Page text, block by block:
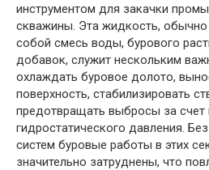
инструментом для закачки
скважины. Эта жидкость,
собой смесь воды, бурового
добавок, служит нескольким
охлаждать буровое долото,
поверхность, стабилизировать
предотвращать выбросы за счет
гидростатического давления.
систем буровые работы в этих
значительно затруднены, что